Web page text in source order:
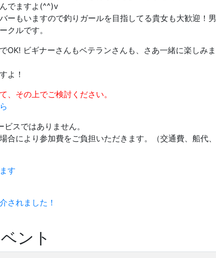
でますよ(^^)v
ーもいますので釣りガールを目指してる貴女も大歓迎！男
クルです。
OK! ビギナーさんもベテランさんも、さあ一緒に楽しみま
よ！
、その上でご検討ください。
スではありません。
により参加費をご負担いただきます。（交通費、船代、
す
されました！
ント